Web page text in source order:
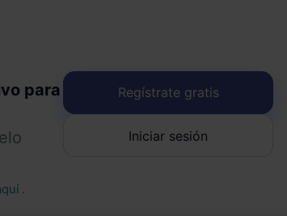
para
.
Regístrate gratis
Iniciar sesión